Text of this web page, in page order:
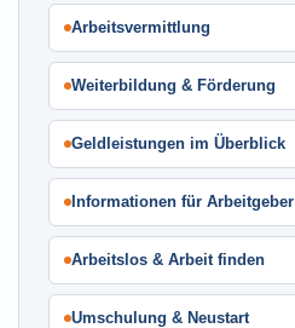
Arbeitsvermittlung
Weiterbildung & Förderung
Geldleistungen im Überblick
Informationen für Arbeitgeber
Arbeitslos & Arbeit finden
Umschulung & Neustart